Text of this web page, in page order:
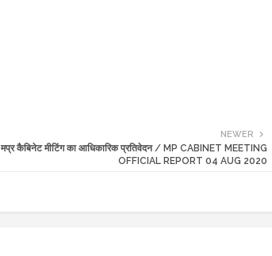
NEWER
मप्र कैबिनेट मीटिंग का आधिकारिक प्रतिवेदन / MP CABINET MEETING
OFFICIAL REPORT 04 AUG 2020